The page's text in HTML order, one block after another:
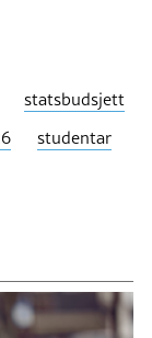
statsbudsjett
studentar